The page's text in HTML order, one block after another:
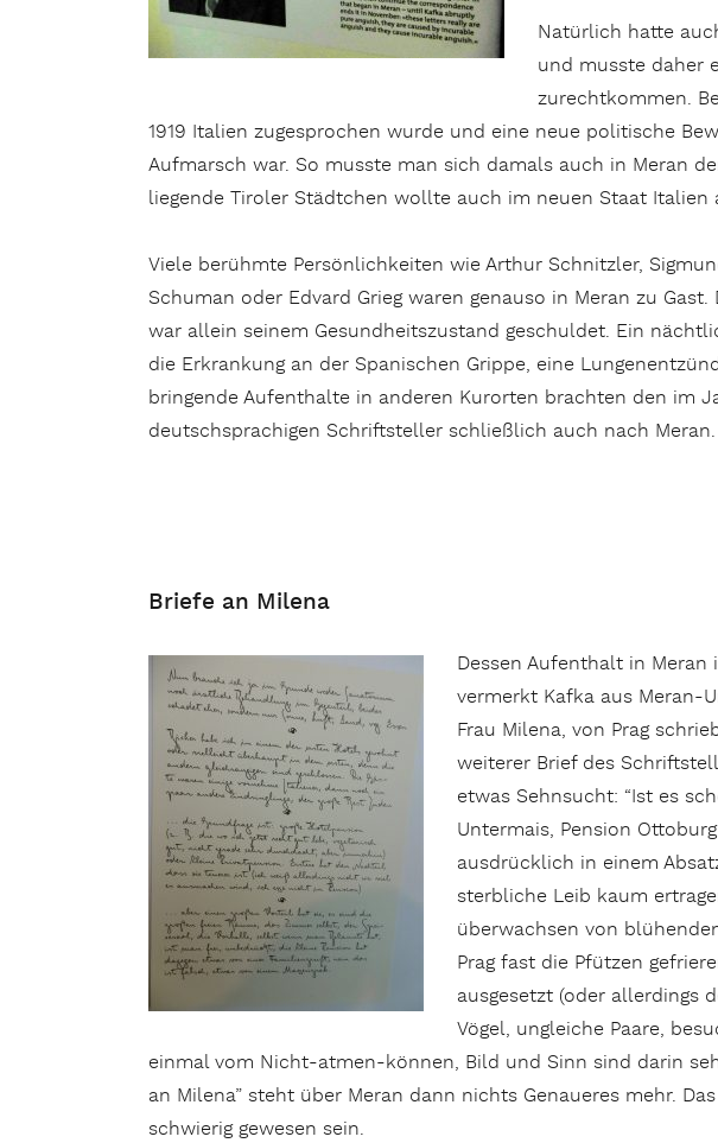
Natürlich hatte
und musste daher
zurechtkommen.
1919 Italien zugesprochen wurde und eine neue politische
Aufmarsch war. So musste man sich damals auch in Meran
liegende Tiroler Städtchen wollte auch im neuen Staat
Viele berühmte Persönlichkeiten wie Arthur Schnitzler,
Schuman oder Edvard Grieg waren genauso in Meran zu
war allein seinem Gesundheitszustand geschuldet. Ein
die Erkrankung an der Spanischen Grippe, eine
bringende Aufenthalte in anderen Kurorten brachten den im
deutschsprachigen Schriftsteller schließlich auch nach Meran.
Briefe an Milena
Dessen Aufenthalt in
vermerkt Kafka aus Meran-
Frau Milena, von Prag
weiterer Brief des
etwas Sehnsucht: “Ist es
Untermais, Pension
ausdrücklich in einem
sterbliche Leib kaum
überwachsen von
Prag fast die Pfützen
ausgesetzt (oder allerdings
Vögel, ungleiche Paare,
einmal vom Nicht-atmen-können, Bild und Sinn sind darin
an Milena” steht über Meran dann nichts Genaueres mehr.
schwierig gewesen sein.